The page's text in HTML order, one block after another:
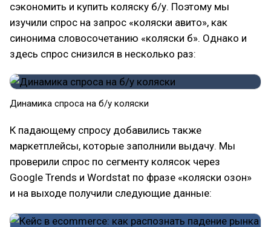
сэкономить и купить коляску б/у. Поэтому мы
изучили спрос на запрос «коляски авито», как
синонима словосочетанию «коляски б». Однако и
здесь спрос снизился в несколько раз:
Динамика спроса на б/у коляски
К падающему спросу добавились также
маркетплейсы, которые заполнили выдачу. Мы
проверили спрос по сегменту колясок через
Google Trends и Wordstat по фразе «коляски озон»
и на выходе получили следующие данные: